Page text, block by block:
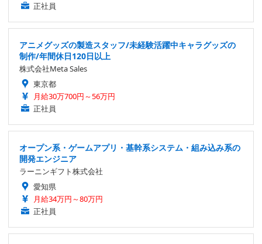
正社員
アニメグッズの製造スタッフ/未経験活躍中キャラグッズの
制作/年間休日120日以上
株式会社Meta Sales
東京都
月給30万700円～56万円
正社員
オープン系・ゲームアプリ・基幹系システム・組み込み系の
開発エンジニア
ラーニンギフト株式会社
愛知県
月給34万円～80万円
正社員